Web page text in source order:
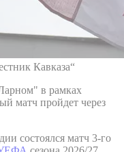
Кавказа“
в рамках
матч пройдет через
состоялся матч 3-го